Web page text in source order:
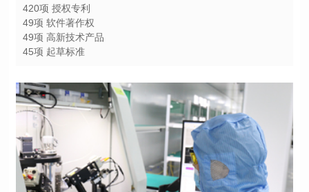
420项 授权专利
49项 软件著作权
49项 高新技术产品
45项 起草标准